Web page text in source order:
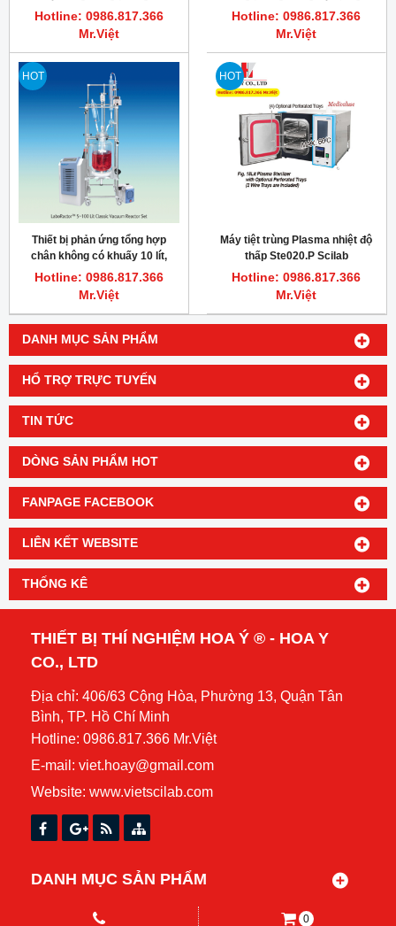
DANH MỤC SẢN PHẨM
HỔ TRỢ TRỰC TUYẾN
TIN TỨC
DÒNG SẢN PHẨM HOT
NEW
Cảm biến đo nhiệt độ
-100/+1000oC, type K
Hotline: 0986.817.366
Mr.Việt
NEW
Thiết bị lắc vortex lắc trộn mẫu
thí nghiệm Daihan VM-30
Bể đánh siêu âm 22 lít có gia
nhiệt dùng trong phòng thí
nghiệm, Digi-22H Scilab Korea
Hotline: 0986.817.366
Bể đánh siêu âm 10 lít dùng
trong phòng thí nghiệm, Digi-
Hotline: 0986.817.366
HOT
Thiết bị phản ứng tổng hợp
chân không có khuấy 10 lít,
Scilab “GR-10L”
Hotline: 0986.817.366
Máy tiệt trùng Plasma nhiệt độ
0